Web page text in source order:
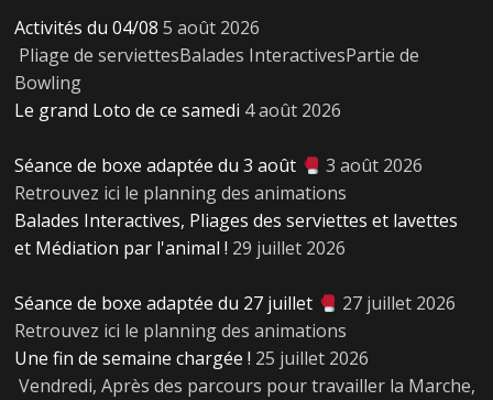
Activités du 04/08 5 août 2026
Pliage de serviettesBalades InteractivesPartie de
Bowling
Le grand Loto de ce samedi 4 août 2026
Séance de boxe adaptée du 3 août
3 août 2026
Retrouvez ici le planning des animations
Balades Interactives, Pliages des serviettes et lavettes
et Médiation par l'animal ! 29 juillet 2026
Séance de boxe adaptée du 27 juillet
27 juillet 2026
Retrouvez ici le planning des animations
Une fin de semaine chargée ! 25 juillet 2026
Vendredi, Après des parcours pour travailler la Marche,